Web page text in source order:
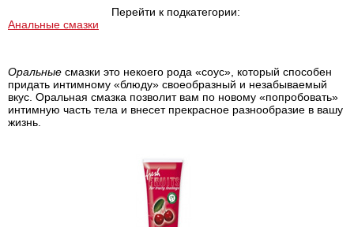
Перейти к подкатегории:
Анальные смазки
Оральные смазки это некоего рода «соус», который способен
придать интимному «блюду» своеобразный и незабываемый
вкус. Оральная смазка позволит вам по новому «попробовать»
интимную часть тела и внесет прекрасное разнообразие в вашу
жизнь.